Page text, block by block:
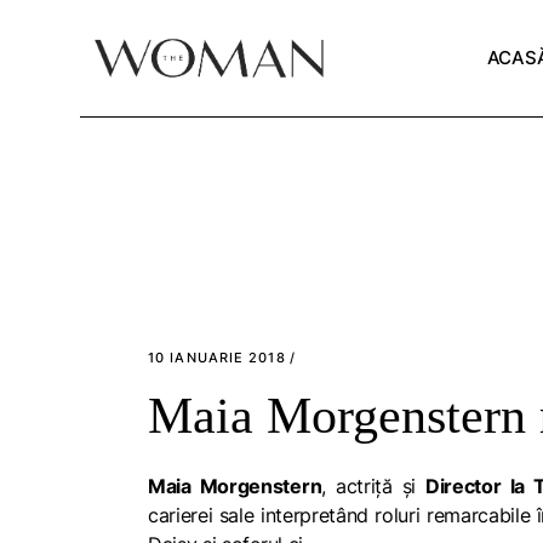
10 IANUARIE 2018
Maia Morgenstern
Maia Morgenstern, actriță și Director la
carierei sale interpretând roluri remarcabile